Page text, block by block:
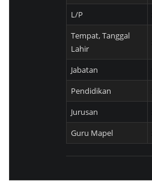
L/P
Tempat, Tanggal
Lahir
Jabatan
Pendidikan
Jurusan
Guru Mapel